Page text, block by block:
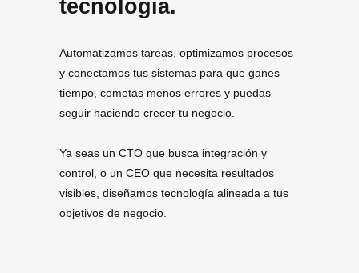
tecnología.
Automatizamos tareas, optimizamos procesos
y conectamos tus sistemas para que ganes
tiempo, cometas menos errores y puedas
seguir haciendo crecer tu negocio.
Ya seas un CTO que busca integración y
control, o un CEO que necesita resultados
visibles, diseñamos tecnología alineada a tus
objetivos de negocio.